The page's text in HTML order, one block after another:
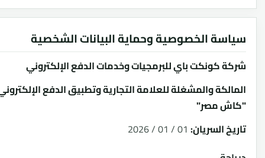
الخصوصية وحماية البيانات الشخصية
باي للبرمجيات وخدمات الدفع الإلكتروني
والمشغلة للعلامة التجارية وتطبيق الدفع الإلكتروني
مصر"
السريان:01 / 01 / 2026